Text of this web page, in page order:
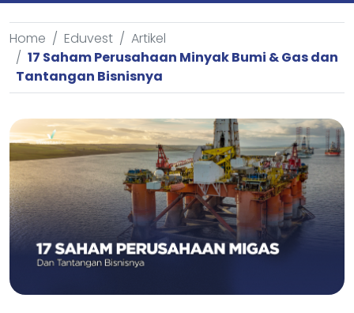
Home Eduvest
Artikel
17 Saham Perusahaan Minyak Bumi & Gas dan
Tantangan Bisnisnya